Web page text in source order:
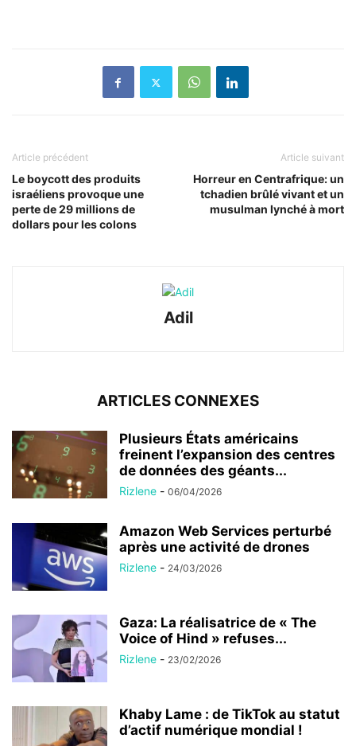
Article précédent
Le boycott des produits
israéliens provoque une
perte de 29 millions de
dollars pour les colons
Article suivant
Horreur en Centrafrique: un
tchadien brûlé vivant et un
musulman lynché à mort
Adil
ARTICLES CONNEXES
Plusieurs États américains
freinent l’expansion des centres
de données des géants...
Rizlene - 06/04/2026
Amazon Web Services perturbé
après une activité de drones
Rizlene - 24/03/2026
Gaza: La réalisatrice de « The
Voice of Hind » refuses...
Rizlene - 23/02/2026
Khaby Lame : de TikTok au statut
d’actif numérique mondial !